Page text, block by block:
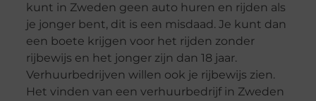
kunt in Zweden geen auto huren en rijden als
je jonger bent, dit is een misdaad. Je kunt dan
een boete krijgen voor het rijden zonder
rijbewijs en het jonger zijn dan 18 jaar.
Verhuurbedrijven willen ook je rijbewijs zien.
Het vinden van een verhuurbedrijf in Zweden